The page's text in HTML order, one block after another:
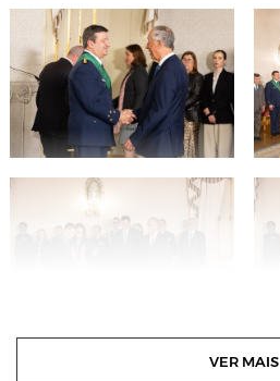
VER MAIS